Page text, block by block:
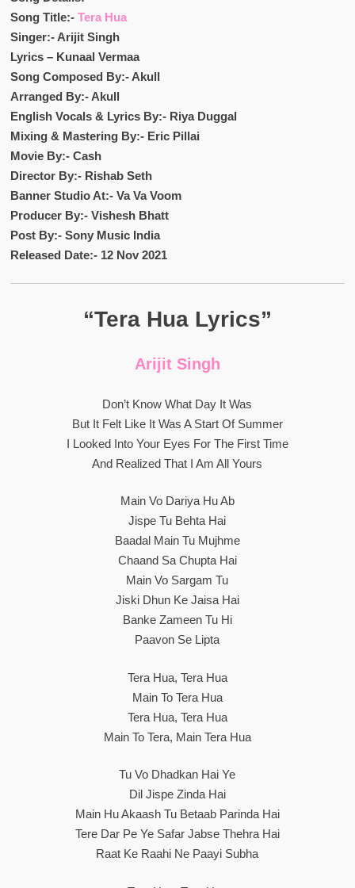
Song Title:- Tera Hua
Singer:- Arijit Singh
Lyrics – Kunaal Vermaa
Song Composed By:- Akull
Arranged By:- Akull
English Vocals & Lyrics By:- Riya Duggal
Mixing & Mastering By:- Eric Pillai
Movie By:- Cash
Director By:- Rishab Seth
Banner Studio At:- Va Va Voom
Producer By:- Vishesh Bhatt
Post By:- Sony Music India
Released Date:- 12 Nov 2021
“Tera Hua Lyrics”
Arijit Singh
Don’t Know What Day It Was
But It Felt Like It Was A Start Of Summer
I Looked Into Your Eyes For The First Time
And Realized That I Am All Yours
Main Vo Dariya Hu Ab
Jispe Tu Behta Hai
Baadal Main Tu Mujhme
Chaand Sa Chupta Hai
Main Vo Sargam Tu
Jiski Dhun Ke Jaisa Hai
Banke Zameen Tu Hi
Paavon Se Lipta
Tera Hua, Tera Hua
Main To Tera Hua
Tera Hua, Tera Hua
Main To Tera, Main Tera Hua
Tu Vo Dhadkan Hai Ye
Dil Jispe Zinda Hai
Main Hu Akaash Tu Betaab Parinda Hai
Tere Dar Pe Ye Safar Jabse Thehra Hai
Raat Ke Raahi Ne Paayi Subha